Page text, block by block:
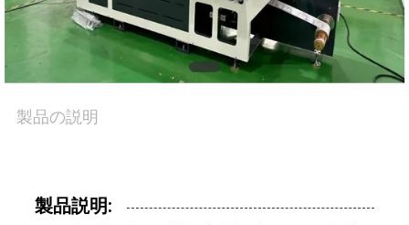
い
て
製品の説明
製品説明: